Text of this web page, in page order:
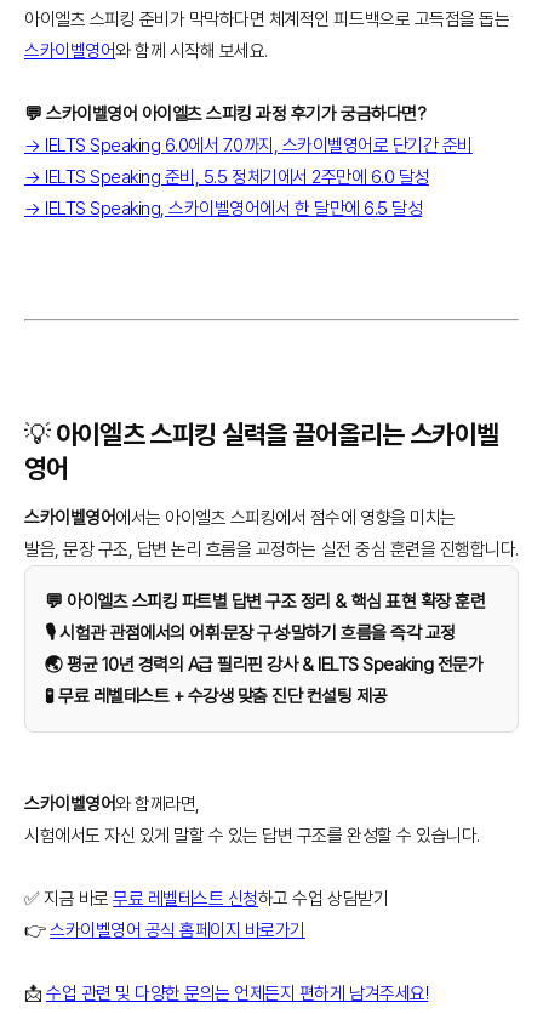
아이엘츠 스피킹 준비가 막막하다면 체계적인 피드백으로 고득점을 돕는
스카이벨영어와 함께 시작해 보세요.
💬 스카이벨영어 아이엘츠 스피킹 과정 후기가 궁금하다면?
→ IELTS Speaking 6.0에서 7.0까지, 스카이벨영어로 단기간 준비
→ IELTS Speaking 준비, 5.5 정체기에서 2주만에 6.0 달성
→ IELTS Speaking, 스카이벨영어에서 한 달만에 6.5 달성
💡 아이엘츠 스피킹 실력을 끌어올리는 스카이벨
영어
스카이벨영어에서는 아이엘츠 스피킹에서 점수에 영향을 미치는
발음, 문장 구조, 답변 논리 흐름을 교정하는 실전 중심 훈련을 진행합니다.
💬 아이엘츠 스피킹 파트별 답변 구조 정리 & 핵심 표현 확장 훈련
🎙️ 시험관 관점에서의 어휘·문장 구성·말하기 흐름을 즉각 교정
🌏 평균 10년 경력의 A급 필리핀 강사 & IELTS Speaking 전문가
🧪 무료 레벨테스트 + 수강생 맞춤 진단 컨설팅 제공
스카이벨영어와 함께라면,
시험에서도 자신 있게 말할 수 있는 답변 구조를 완성할 수 있습니다.
✅ 지금 바로무료 레벨테스트 신청하고 수업 상담받기
👉스카이벨영어 공식 홈페이지 바로가기
📩수업 관련 및 다양한 문의는 언제든지 편하게 남겨주세요!